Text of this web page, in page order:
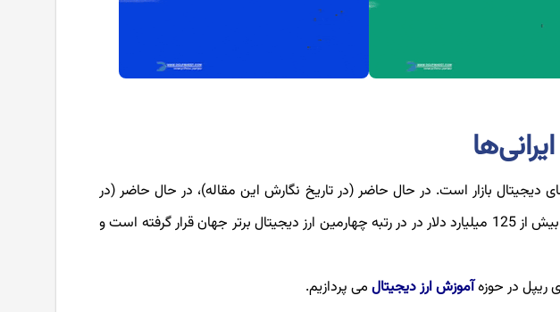
دیجیتال بازار است. در حال حاضر (در تاریخ نگارش این مقاله)، در حال حاضر (در
زمان نگارش این مقاله) ارز ریپل با ارزش بازار (Market Cap) بیش از 125 میلیارد دلار در در رتبه چهارمین ارز دیجیتال برتر جهان قرار گرفته است و
ریپل در حوزهآموزش ارز دیجیتال می پردازیم.